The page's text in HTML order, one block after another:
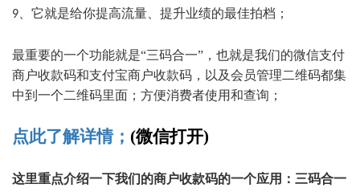
9 、它就是给你提高流量、提升业绩的最佳拍档；
最重要的一个功能就是“三码合一”，也就是我们的微信支付
商户收款码和支付宝商户收款码，以及会员管理二维码都集
中到一个二维码里面；方便消费者使用和查询；
点此了解详情； (微信打开)
这里重点介绍一下我们的商户收款码的一个应用：三码合一